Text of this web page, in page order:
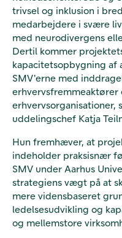
trivsel og inklusion i
medarbejdere i svære
med neurodivergens
Dertil kommer
kapacitetsopbygning af
SMV'erne med
erhvervsfremmeaktører
erhvervsorganisationer,
uddelingschef Katja
Hun fremhæver, at
indeholder praksisnær
SMV under Aarhus
strategiens vægt på at
mere vidensbaseret
ledelsesudvikling og
og mellemstore